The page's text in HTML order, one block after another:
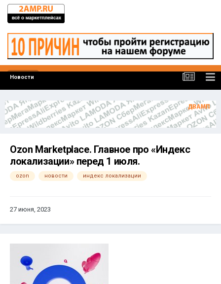
Новости
Ozon Marketplace. Главное про «Индекс
локализации» перед 1 июля.
ozon новости индекс локализации
27 июня, 2023